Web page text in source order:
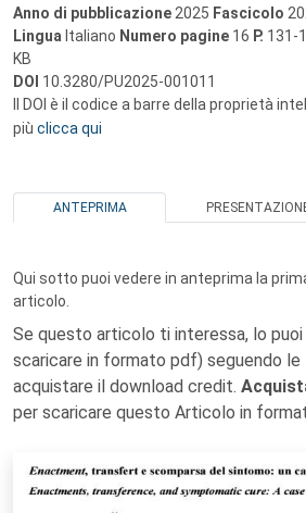
Anno di pubblicazione 2025 Fascicolo
Lingua Italiano Numero pagine 16 P. 131-
KB
DOI 10.3280/PU2025-001011
Il DOI è il codice a barre della proprietà
più clicca qui
ANTEPRIMA
Qui sotto puoi vedere in anteprima la
articolo.
Se questo articolo ti interessa, lo
scaricare in formato pdf) seguendo le
acquistare il download credit.
per scaricare questo Articolo in